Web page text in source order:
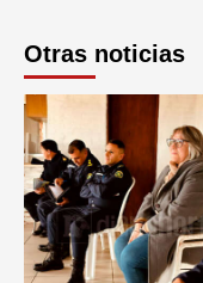
Otras noticias